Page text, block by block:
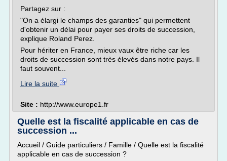
Partagez sur :
"On a élargi le champs des garanties" qui permettent
d'obtenir un délai pour payer ses droits de succession,
explique Roland Perez.
Pour hériter en France, mieux vaux être riche car les
droits de succession sont très élevés dans notre pays. Il
faut souvent...
Lire la suite
Site : http://www.europe1.fr
Quelle est la fiscalité applicable en cas de
succession ...
Accueil / Guide particuliers / Famille / Quelle est la fiscalité
applicable en cas de succession ?